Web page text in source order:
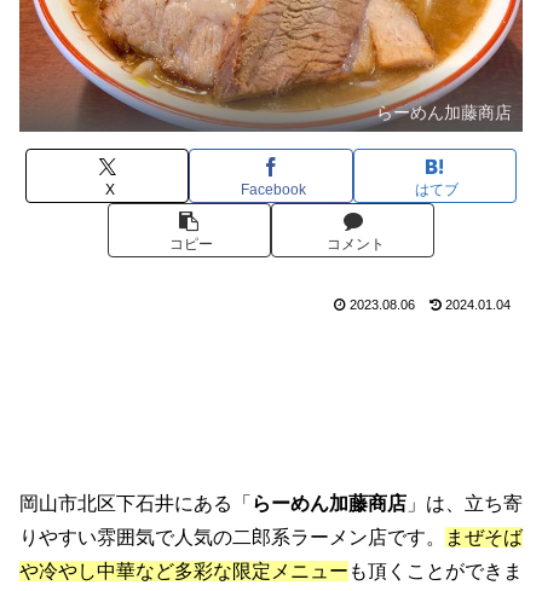
らーめん加藤商店
X Facebook はてブ
コピー コメント
2023.08.06 2024.01.04
岡山市北区下石井にある「 らーめん加藤商店 」は、立ち寄
りやすい雰囲気で人気の二郎系ラーメン店です。
まぜそば
や冷やし中華など多彩な限定メニュー も頂くことができま